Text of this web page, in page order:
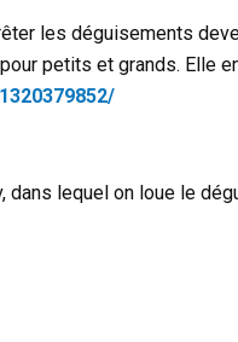
les déguisements
petits et grands. Elle
lequel on loue le